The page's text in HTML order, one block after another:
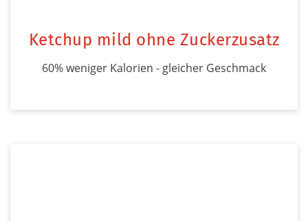
Ketchup mild ohne Zuckerzusatz
60% weniger Kalorien - gleicher Geschmack